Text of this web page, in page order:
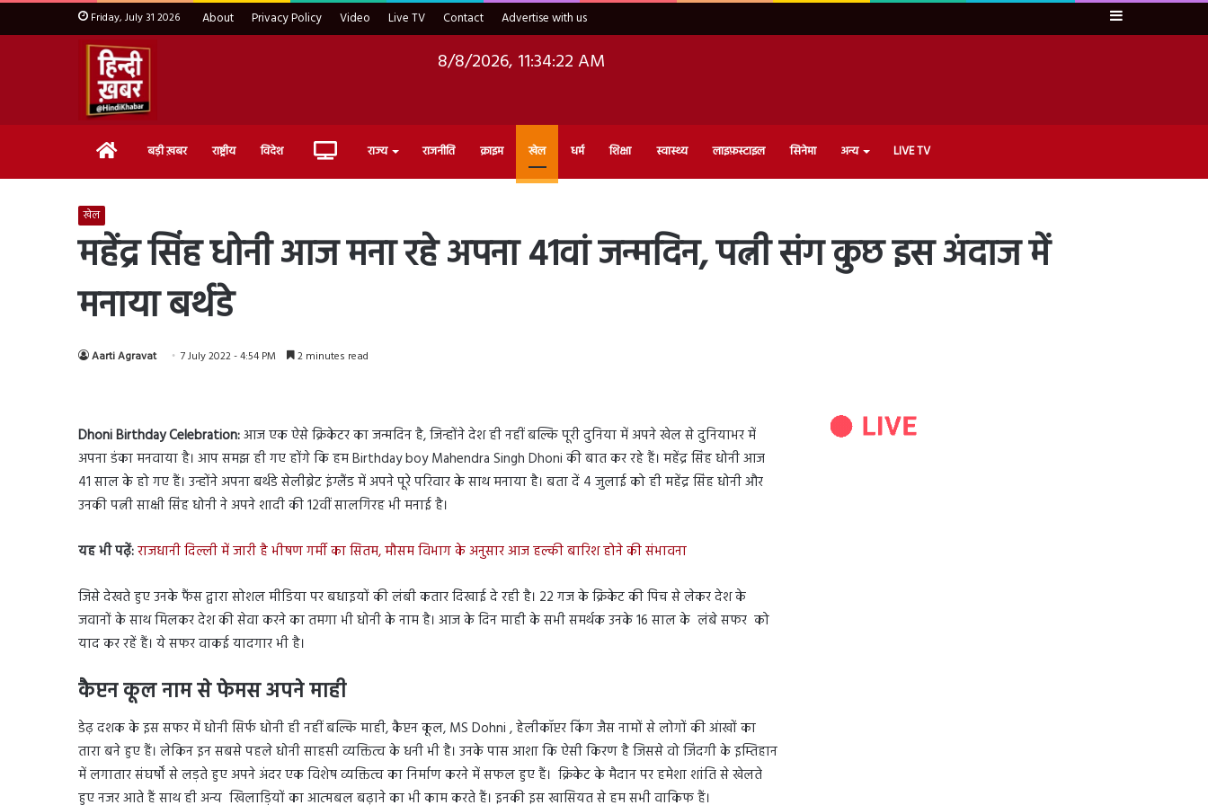
Friday, July 31 2026 About Privacy Policy Video Live TV Contact Advertise with us Sidebar
8/8/2026, 11:34:23 AM
Home बड़ी ख़बर राष्ट्रीय विदेश Live राज्य राजनीति क्राइम खेल धर्म शिक्षा स्वास्थ्य लाइफ़स्टाइल सिनेमा अन्य LIVE TV
खेल
महेंद्र सिंह धोनी आज मना रहे अपना 41वां जन्मदिन, पत्नी संग कुछ इस अंदाज में
मनाया बर्थडे
Aarti Agravat 7 July 2022 - 4:54 PM 2 minutes read
Dhoni Birthday Celebration:आज एक ऐसे क्रिकेटर का जन्मदिन है, जिन्होंने देश ही नहीं बल्कि पूरी दुनिया में अपने खेल से दुनियाभर में
अपना डंका मनवाया है। आप समझ ही गए होंगे कि हम Birthday boy Mahendra Singh Dhoni की बात कर रहे हैं। महेंद्र सिंह धोनी आज
41 साल के हो गए हैं। उन्होंने अपना बर्थडे सेलीब्रेट इंग्लैंड में अपने पूरे परिवार के साथ मनाया है। बता दें 4 जुलाई को ही महेंद्र सिंह धोनी और
उनकी पत्नी साक्षी सिंह धोनी ने अपने शादी की 12वीं सालगिरह भी मनाई है।
यह भी पढ़ें:राजधानी दिल्ली में जारी है भीषण गर्मी का सितम, मौसम विभाग के अनुसार आज हल्की बारिश होने की संभावना
जिसे देखते हुए उनके फैंस द्वारा सोशल मीडिया पर बधाइयों की लंबी कतार दिखाई दे रही है। 22 गज के क्रिकेट की पिच से लेकर देश के
जवानों के साथ मिलकर देश की सेवा करने का तमगा भी धोनी के नाम है। आज के दिन माही के सभी समर्थक उनके 16 साल के लंबे सफर को
याद कर रहें हैं। ये सफर वाकई यादगार भी है।
कैप्टन कूल नाम से फेमस अपने माही
डेढ़ दशक के इस सफर में धोनी सिर्फ धोनी ही नहीं बल्कि माही, कैप्टन कूल, MS Dohni , हेलीकॉप्टर किंग जैस नामों से लोगों की आंखों का
तारा बने हुए हैं। लेकिन इन सबसे पहले धोनी साहसी व्यक्तित्व के धनी भी है। उनके पास आशा कि ऐसी किरण है जिससे वो जिंदगी के इम्तिहान
में लगातार संघर्षों से लड़ते हुए अपने अंदर एक विशेष व्यक्तित्व का निर्माण करने में सफल हुए हैं। क्रिकेट के मैदान पर हमेशा शांति से खेलते
हुए नजर आते हैं साथ ही अन्य खिलाड़ियों का आत्मबल बढ़ाने का भी काम करते हैं। इनकी इस खासियत से हम सभी वाकिफ हैं।